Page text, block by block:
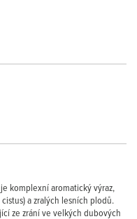
komplexní aromatický výraz,
a zralých lesních plodů.
ze zrání ve velkých dubových